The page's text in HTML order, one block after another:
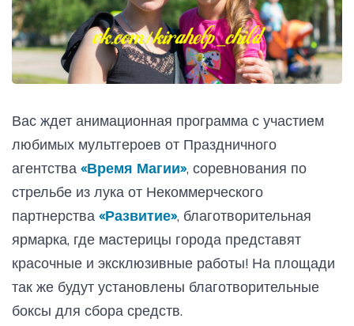
Вас ждет анимационная программа с участием
любимых мультгероев от Праздничного
агентства «Время Магии», соревнования по
стрельбе из лука от Некоммерческого
партнерства «Развитие», благотворительная
ярмарка, где мастерицы города представят
красочные и эксклюзивные работы! На площади
так же будут установлены благотворительные
боксы для сбора средств.